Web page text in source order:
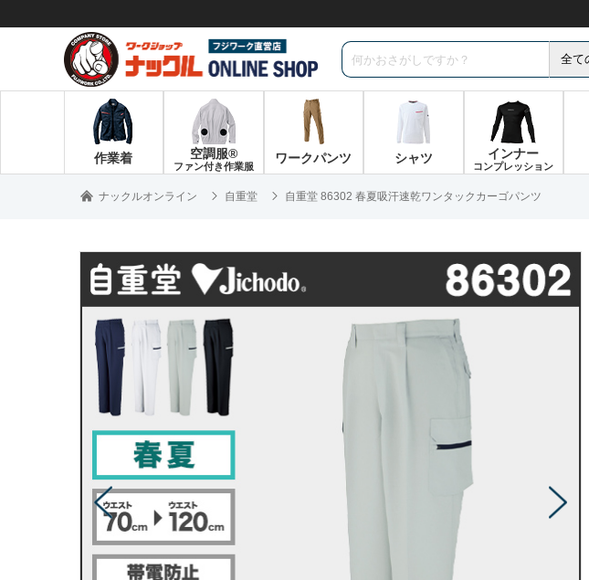
作業着 空調服®
ファン付き作業服
ワークパンツ シャツ インナー
コンプレッション
ナックルオンライン 自重堂 自重堂 86302 春夏吸汗速乾ワンタックカーゴパンツ